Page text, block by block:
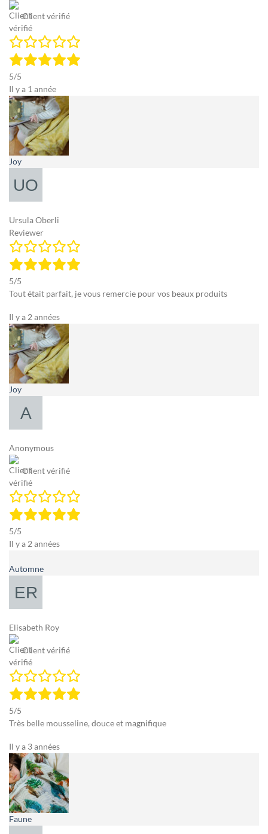
Client vérifié
5/5
Il y a 1 année
Joy
Ursula Oberli
Reviewer
5/5
Tout était parfait, je vous remercie pour vos beaux produits
Il y a 2 années
Joy
Anonymous
Client vérifié
5/5
Il y a 2 années
Automne
Elisabeth Roy
Client vérifié
5/5
Très belle mousseline, douce et magnifique
Il y a 3 années
Faune